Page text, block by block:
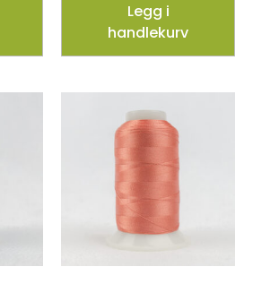
Legg i
handlekurv